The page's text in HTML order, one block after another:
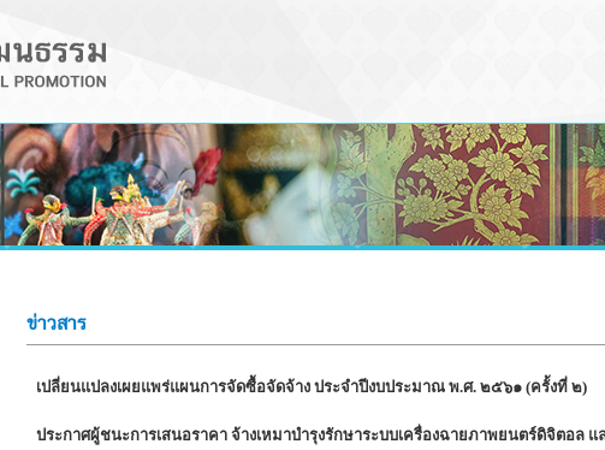
ข่าวสาร
เปลี่ยนแปลงเผยแพร่แผนการจัดซื้อจัดจ้าง ประจำปีงบประมาณ พ.ศ. ๒๕๖๑ (ครั้งที่ ๒)
ประกาศผู้ชนะการเสนอราคา จ้างเหมาบำรุงรักษาระบบเครื่องฉายภาพยนตร์ดิจิตอล